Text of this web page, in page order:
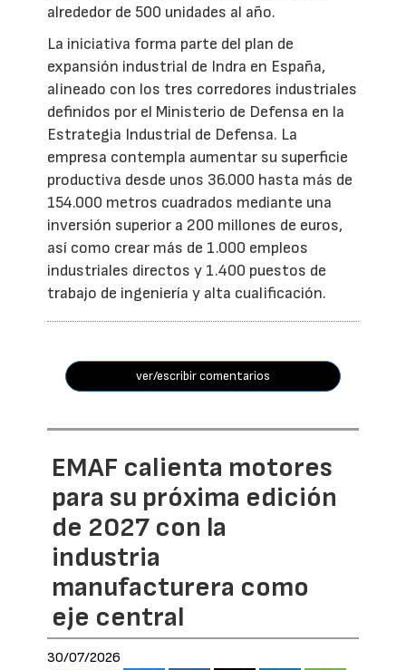
alrededor de 500 unidades al año.
La iniciativa forma parte del plan de
expansión industrial de Indra en España,
alineado con los tres corredores industriales
definidos por el Ministerio de Defensa en la
Estrategia Industrial de Defensa. La
empresa contempla aumentar su superficie
productiva desde unos 36.000 hasta más de
154.000 metros cuadrados mediante una
inversión superior a 200 millones de euros,
así como crear más de 1.000 empleos
industriales directos y 1.400 puestos de
trabajo de ingeniería y alta cualificación.
ver/escribir comentarios
EMAF calienta motores
para su próxima edición
de 2027 con la
industria
manufacturera como
eje central
30/07/2026